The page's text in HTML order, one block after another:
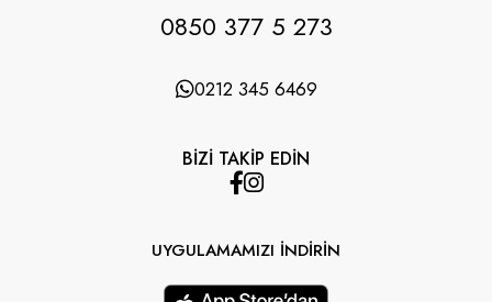
0850 377 5 273
0212 345 6469
BİZİ TAKİP EDİN
UYGULAMAMIZI İNDİRİN